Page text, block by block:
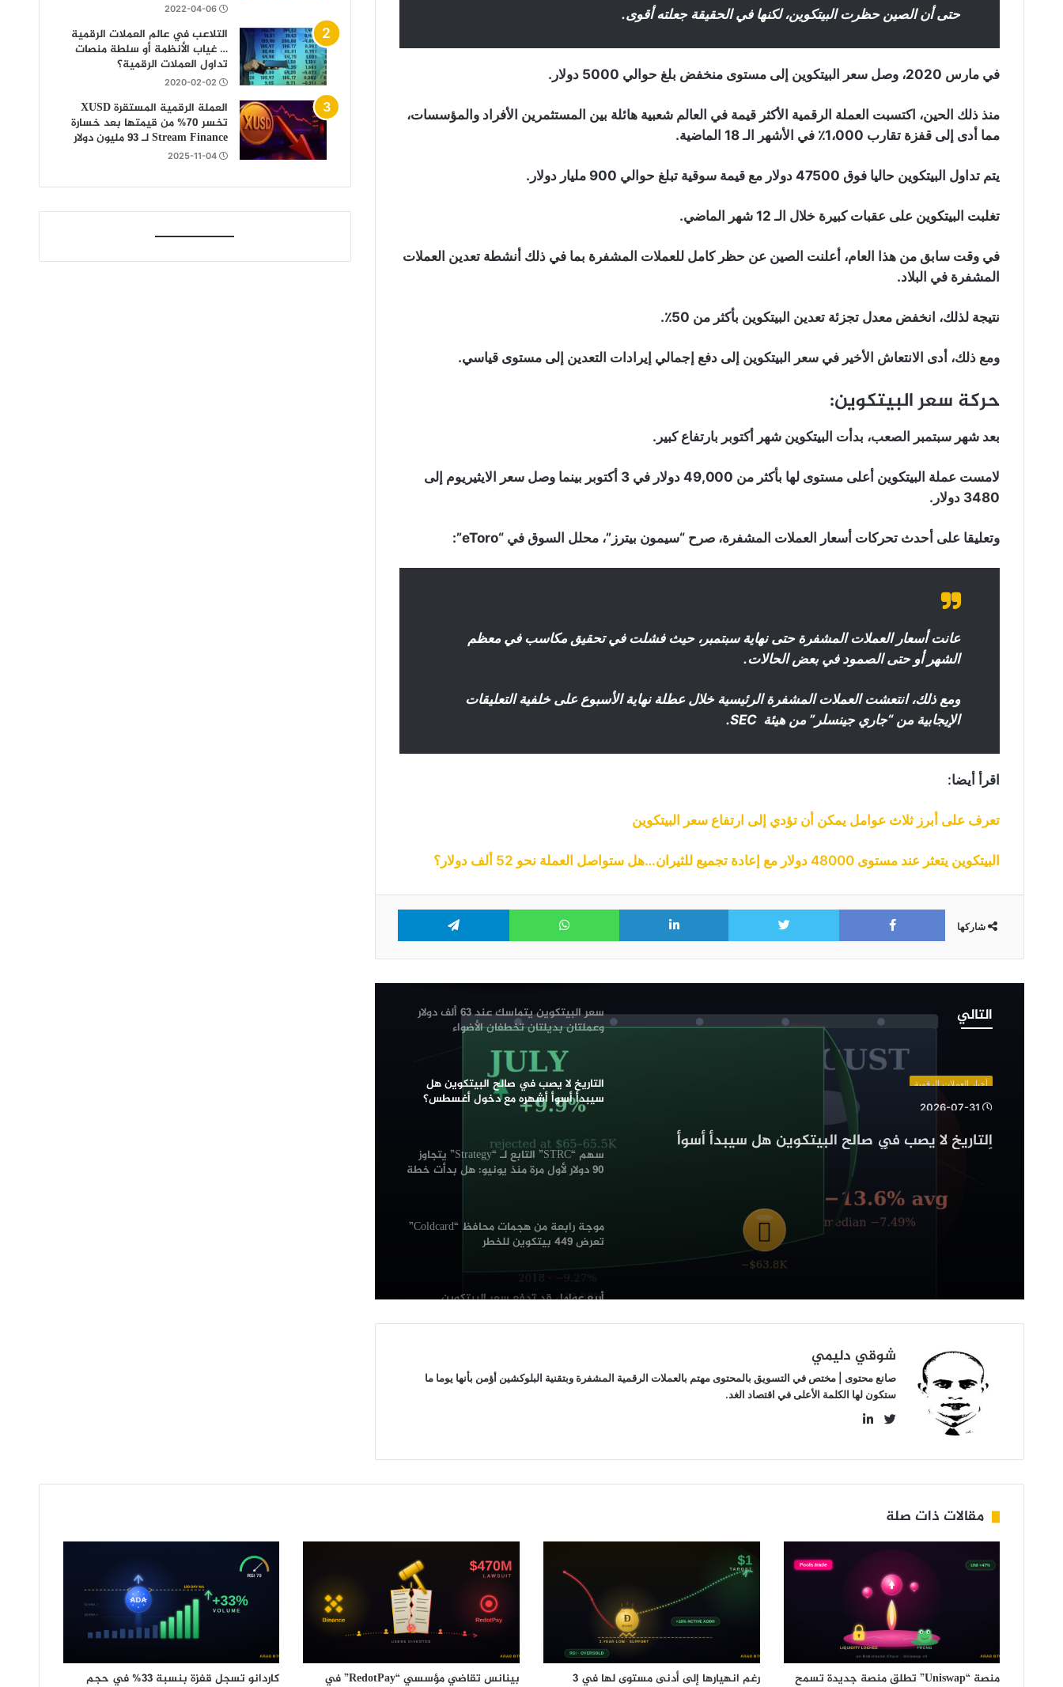
حتى أن الصين حظرت البيتكوين، لكنها في الحقيقة جعلته أقوى.
في مارس 2020، وصل سعر البيتكوين إلى مستوى منخفض بلغ حوالي 5000 دولار.
منذ ذلك الحين، اكتسبت العملة الرقمية الأكثر قيمة في العالم شعبية هائلة بين المستثمرين الأفراد والمؤسسات،
مما أدى إلى قفزة تقارب 1،000٪ في الأشهر الـ 18 الماضية.
يتم تداول البيتكوين حاليا فوق 47500 دولار مع قيمة سوقية تبلغ حوالي 900 مليار دولار.
تغلبت البيتكوين على عقبات كبيرة خلال الـ 12 شهر الماضي.
في وقت سابق من هذا العام، أعلنت الصين عن حظر كامل للعملات المشفرة بما في ذلك أنشطة تعدين العملات
المشفرة في البلاد.
نتيجة لذلك، انخفض معدل تجزئة تعدين البيتكوين بأكثر من 50٪.
ومع ذلك، أدى الانتعاش الأخير في سعر البيتكوين إلى دفع إجمالي إيرادات التعدين إلى مستوى قياسي.
حركة سعر البيتكوين:
بعد شهر سبتمبر الصعب، بدأت البيتكوين شهر أكتوبر بارتفاع كبير.
لامست عملة البيتكوين أعلى مستوى لها بأكثر من 49,000 دولار في 3 أكتوبر بينما وصل سعر الايثيريوم إلى
3480 دولار.
وتعليقا على أحدث تحركات أسعار العملات المشفرة، صرح “سيمون بيترز”، محلل السوق في “eToro”:
عانت أسعار العملات المشفرة حتى نهاية سبتمبر، حيث فشلت في تحقيق مكاسب في معظم
الشهر أو حتى الصمود في بعض الحالات.
ومع ذلك، انتعشت العملات المشفرة الرئيسية خلال عطلة نهاية الأسبوع على خلفية التعليقات
الإيجابية من “جاري جينسلر” من هيئة SEC.
اقرأ أيضا:
تعرف على أبرز ثلاث عوامل يمكن أن تؤدي إلى ارتفاع سعر البيتكوين
البيتكوين يتعثر عند مستوى 48000 دولار مع إعادة تجميع للثيران…هل ستواصل العملة نحو 52 ألف دولار؟
شاركها
Facebook
Twitter
LinkedIn
WhatsApp
Telegram
التالي
البيتكوينأخبار العملات الرقمية
2026-07-31
التاريخ لا يصب في صالح البيتكوين هل سيبدأ أسوأ
أشهره مع دخول أغسطس؟
“مايكل سايلور” تؤتي ثمارها؟
تعرض 449 بيتكوين للخطر
أربع عوامل قد تدفع سعر البيتكوين
لمواصلة الهبوط الأسبوع المقبل: التفاصيل
سعر البيتكوين يتماسك عند 63 ألف دولار
وعملتان بديلتان تخطفان الأضواء
التاريخ لا يصب في صالح البيتكوين هل
سيبدأ أسوأ أشهره مع دخول أغسطس؟
سهم “STRC” التابع لـ “Strategy” يتجاوز
90 دولار لأول مرة منذ يونيو: هل بدأت خطة
موجة رابعة من هجمات محافظ “Coldcard”
تعرض 449 بيتكوين للخطر
أربع عوامل قد تدفع سعر البيتكوين
سعر البيتكوين يتماسك عند 63 ألف دولار
وعملتان بديلتان تخطفان الأضواء
سيبدأ أسوأ أشهره مع دخول أغسطس؟
شوقي دليمي
صانع محتوى | مختص في التسويق بالمحتوى مهتم بالعملات الرقمية المشفرة وبتقنية البلوكشين أؤمن بأنها يوما ما
ستكون لها الكلمة الأعلى في اقتصاد الغد.
2022-04-06
التلاعب في عالم العملات الرقمية
… غياب الأنظمة أو سلطة منصات
تداول العملات الرقمية؟
2020-02-02
العملة الرقمية المستقرة XUSD
تخسر 70% من قيمتها بعد خسارة
Stream Finance لـ 93 مليون دولار
2025-11-04
مقالات ذات صلة
منصة “Uniswap” تطلق منصة جديدة تسمح
رغم انهيارها إلى أدنى مستوى لها في 3
بينانس تقاضي مؤسسي “RedotPay” في
كاردانو تسجل قفزة بنسبة 33% في حجم